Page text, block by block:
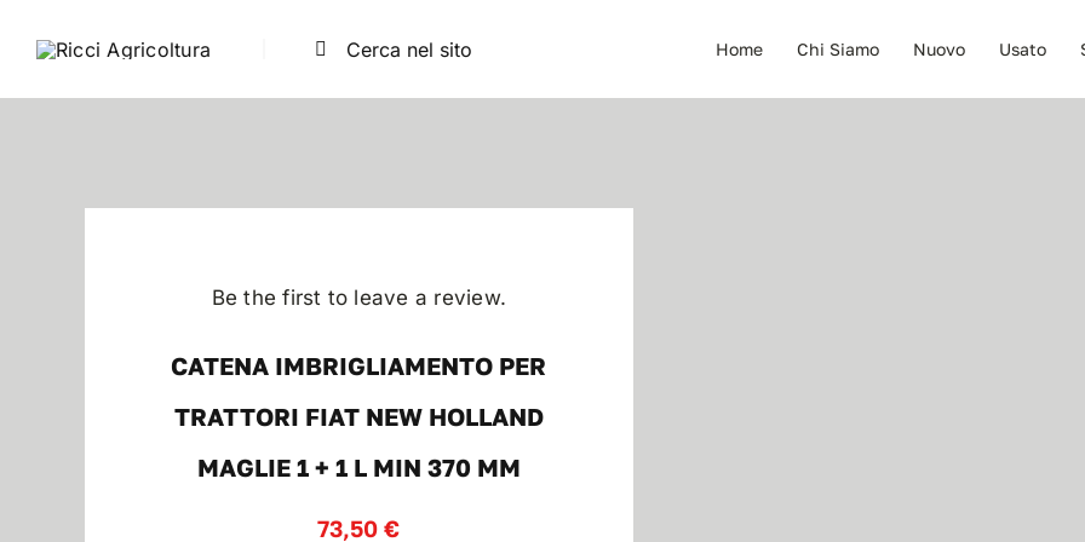
Cerca
Home Chi Siamo Nuovo Usato
Be the first to leave a review.
CATENA IMBRIGLIAMENTO PER
TRATTORI FIAT NEW HOLLAND
MAGLIE 1 + 1 L MIN 370 MM
73,50€